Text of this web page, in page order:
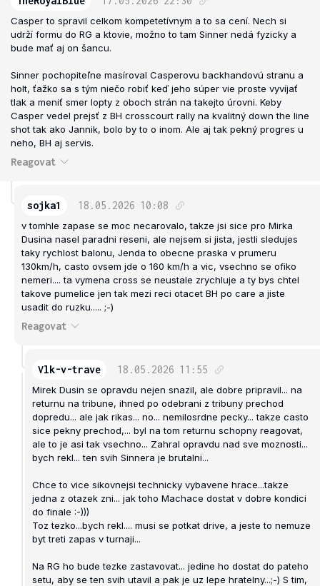
Casper to spravil celkom kompetetívnym a to sa cení. Nech si
udrží formu do RG a ktovie, možno to tam Sinner nedá fyzicky a
bude mať aj on šancu.
Sinner pochopiteľne masíroval Casperovu backhandovú stranu a
holt, ťažko sa s tým niečo robiť keď jeho súper vie proste vyvíjať
tlak a meniť smer lopty z oboch strán na takejto úrovni. Keby
Casper vedel prejsť z BH crosscourt rally na kvalitný down the line
shot tak ako Jannik, bolo by to o inom. Ale aj tak pekný progres u
neho, BH aj servis.
Reagovat
sojka1 18.05.2026 10:08
v tomhle zapase se moc necarovalo, takze jsi sice pro Mirka
Dusina nasel paradni reseni, ale nejsem si jista, jestli sledujes
taky rychlost balonu, Jenda to obecne praska v prumeru
130km/h, casto ovsem jde o 160 km/h a vic, vsechno se ofiko
nemeri.... ta vymena cross se neustale zrychluje a ty bys chtel
takove pumelice jen tak mezi reci otacet BH po care a jiste
usadit do ruzku..... ;-)
Reagovat
Vlk-v-trave 18.05.2026 11:55
Mirek Dusin se opravdu nejen snazil, ale dobre pripravil... na
returnu na tribune, ihned po odebrani z tribuny prechod
dopredu... ale jak rikas... no... nemilosrdne pecky... takze casto
sice pekny prechod,... byl na tom returnu schopny reagovat,
ale to je asi tak vsechno... Zahral opravdu nad sve moznosti...
bych rekl... ten svih Sinnera je brutalni...
Chce to vice sikovnejsi technicky vybavene hrace...takze
jedna z otazek zni... jak toho Machace dostat v dobre kondici
do finale :-)))
Toz tezko...bych rekl.... musi se potkat drive, a jeste to nemuze
byt treti zapas v turnaji...
Na RG ho bude tezke zastavovat... jedine ho dostat do pateho
setu, aby se ten svih utavil a pak je uz lepe hratelny...;-) S tim,